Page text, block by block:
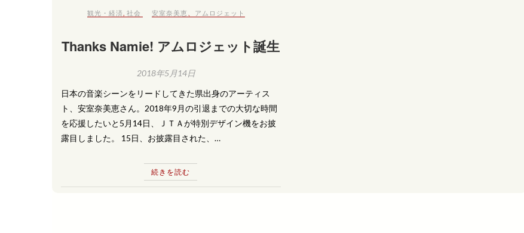
観光・経済 ,社会 安室奈美恵 アムロジェット
Thanks Namie! アムロジェット誕生
2018年5月14日
日本の音楽シーンをリードしてきた県出身のアーティス
ト、安室奈美恵さん。2018年9月の引退までの大切な時間
を応援したいと5月14日、ＪＴＡが特別デザイン機をお披
露目しました。 15日、お披露目された、…
続きを読む